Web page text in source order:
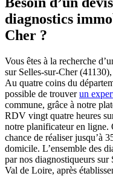
diagnostics
Cher ?
Vous êtes à la recherche
sur Selles-sur-Cher
Au quatre coins du
possible de trouverun
commune, grâce à notre
RDV vingt quatre heures
notre planificateur en ligne.
chance de réaliser jusqu’à
domicile. L’ensemble des
par nos diagnostiqueurs
Val de Loire, après